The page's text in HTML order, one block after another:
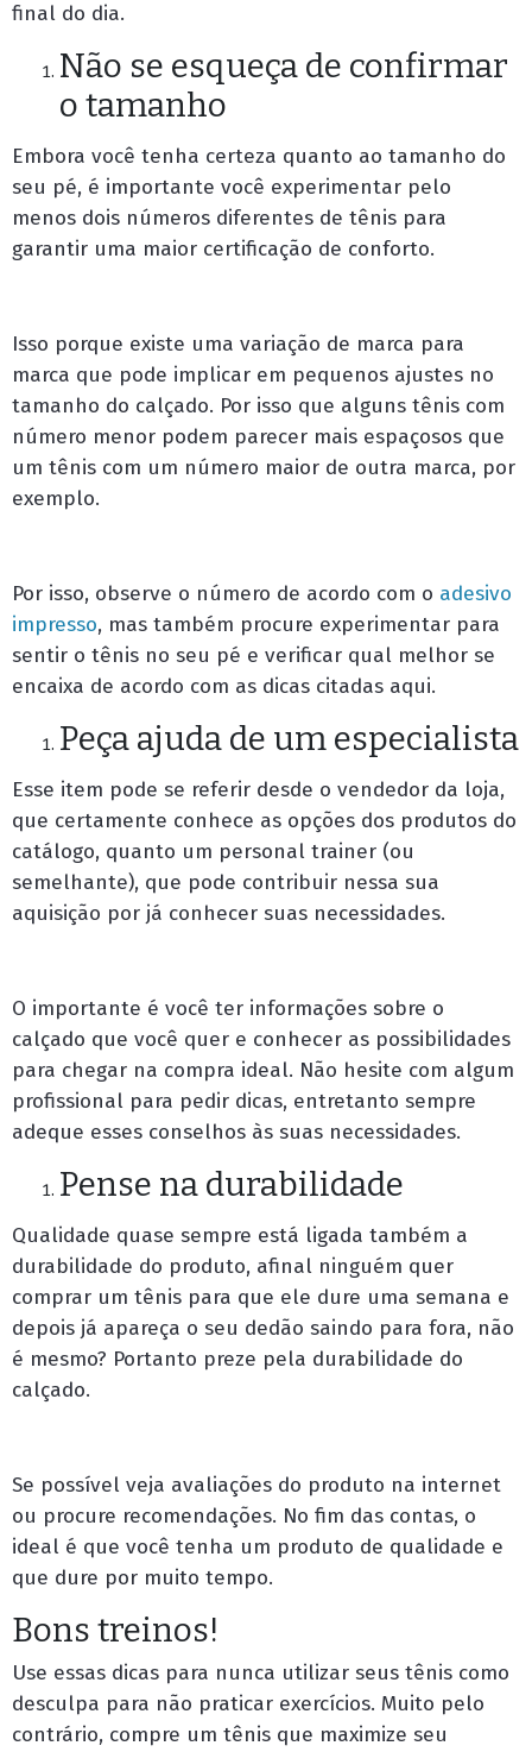
final do dia.
Não se esqueça de confirmar
o tamanho
Embora você tenha certeza quanto ao tamanho do
seu pé, é importante você experimentar pelo
menos dois números diferentes de tênis para
garantir uma maior certificação de conforto.
Isso porque existe uma variação de marca para
marca que pode implicar em pequenos ajustes no
tamanho do calçado. Por isso que alguns tênis com
número menor podem parecer mais espaçosos que
um tênis com um número maior de outra marca, por
exemplo.
Por isso, observe o número de acordo com o adesivo
impresso, mas também procure experimentar para
sentir o tênis no seu pé e verificar qual melhor se
encaixa de acordo com as dicas citadas aqui.
Peça ajuda de um especialista
Esse item pode se referir desde o vendedor da loja,
que certamente conhece as opções dos produtos do
catálogo, quanto um personal trainer (ou
semelhante), que pode contribuir nessa sua
aquisição por já conhecer suas necessidades.
O importante é você ter informações sobre o
calçado que você quer e conhecer as possibilidades
para chegar na compra ideal. Não hesite com algum
profissional para pedir dicas, entretanto sempre
adeque esses conselhos às suas necessidades.
Pense na durabilidade
Qualidade quase sempre está ligada também a
durabilidade do produto, afinal ninguém quer
comprar um tênis para que ele dure uma semana e
depois já apareça o seu dedão saindo para fora, não
é mesmo? Portanto preze pela durabilidade do
calçado.
Se possível veja avaliações do produto na internet
ou procure recomendações. No fim das contas, o
ideal é que você tenha um produto de qualidade e
que dure por muito tempo.
Bons treinos!
Use essas dicas para nunca utilizar seus tênis como
desculpa para não praticar exercícios. Muito pelo
contrário, compre um tênis que maximize seu